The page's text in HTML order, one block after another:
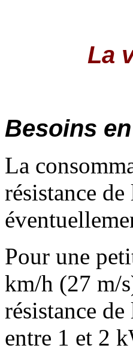
La
Besoins
La
résistance
Pour une
km/h (27 m/
résistance
entre 1 et 2